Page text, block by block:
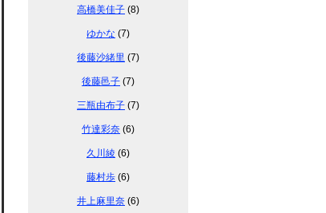
高橋美佳子 (8)
ゆかな (7)
後藤沙緒里 (7)
後藤邑子 (7)
三瓶由布子 (7)
竹達彩奈 (6)
久川綾 (6)
藤村歩 (6)
井上麻里奈 (6)